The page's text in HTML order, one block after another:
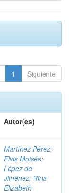
1 Siguiente
Autor(es)
Martínez Pérez,
Elvis Moisés;
López de
Jiménez, Rina
Elizabeth